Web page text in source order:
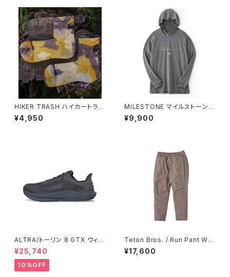
HIKER TRASH ハイカートラッ
シュ / DAY DREAMER ”HIKE
TREK MID” / EARTH WIND
¥4,950
MILESTONE マイルストーン D
oo-Bop Hoody スティールグ
レー
¥9,900
ALTRA/トーリン 8 GTX ウィメ
ンズ
¥25,740
10%OFF
Teton Bros. / Run Pant Wo
men's / Chocolate
¥17,600